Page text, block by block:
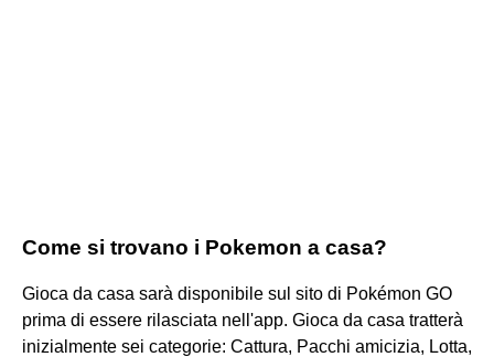
Come si trovano i Pokemon a casa?
Gioca da casa sarà disponibile sul sito di Pokémon GO
prima di essere rilasciata nell'app. Gioca da casa tratterà
inizialmente sei categorie: Cattura, Pacchi amicizia, Lotta,